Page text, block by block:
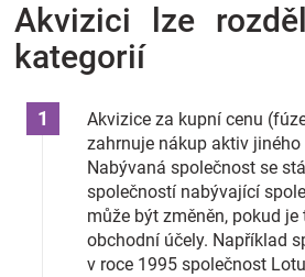
Novinky
Blog
Hračkářství
Přihlášení
Akvizici lze
kategorií
Akvizice za kupní cenu
zahrnuje nákup aktiv
Nabývaná společnost se
společností nabývající
může být změněn, pokud
obchodní účely. Například
v roce 1995 společnost